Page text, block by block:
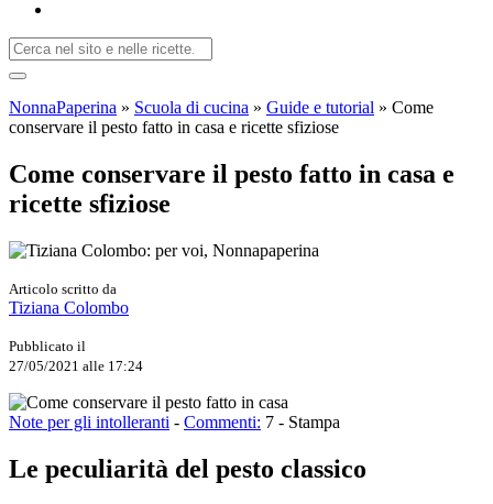
NonnaPaperina » Scuola di cucina » Guide e tutorial » Come
conservare il pesto fatto in casa e ricette sfiziose
Come conservare il pesto fatto in casa e
ricette sfiziose
Articolo scritto da
Tiziana Colombo
Pubblicato il
27/05/2021 alle 17:24
Note per gli intolleranti - Commenti: 7 - Stampa
Le peculiarità del pesto classico